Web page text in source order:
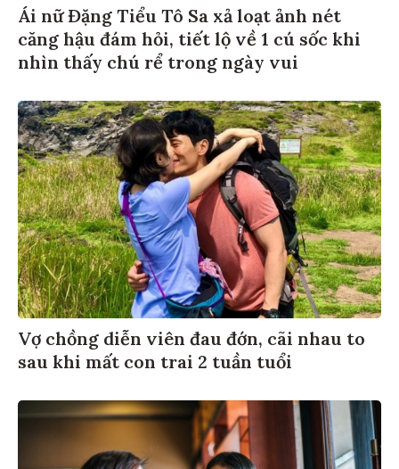
Ái nữ Đặng Tiểu Tô Sa xả loạt ảnh nét
căng hậu đám hỏi, tiết lộ về 1 cú sốc khi
nhìn thấy chú rể trong ngày vui
Vợ chồng diễn viên đau đớn, cãi nhau to
sau khi mất con trai 2 tuần tuổi